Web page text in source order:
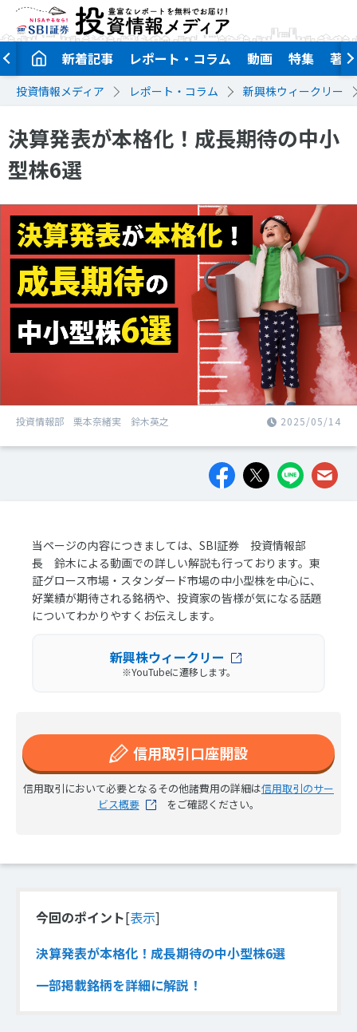
新着記事 レポート・コラム 動画 特集 著者
投資情報メディア レポート・コラム 新興株ウィークリー
決算発表が本格化！成長期待の中小
型株6選
投資情報部 栗本奈緒実 鈴木英之 2025/05/14
当ページの内容につきましては、SBI証券 投資情報部
長 鈴木による動画での詳しい解説も行っております。東
証グロース市場・スタンダード市場の中小型株を中心に、
好業績が期待される銘柄や、投資家の皆様が気になる話題
についてわかりやすくお伝えします。
新興株ウィークリー
※YouTubeに遷移します。
信用取引口座開設
信用取引において必要となるその他諸費用の詳細は信用取引のサー
ビス概要
をご確認ください。
今回のポイント[表示]
決算発表が本格化！成長期待の中小型株6選
一部掲載銘柄を詳細に解説！